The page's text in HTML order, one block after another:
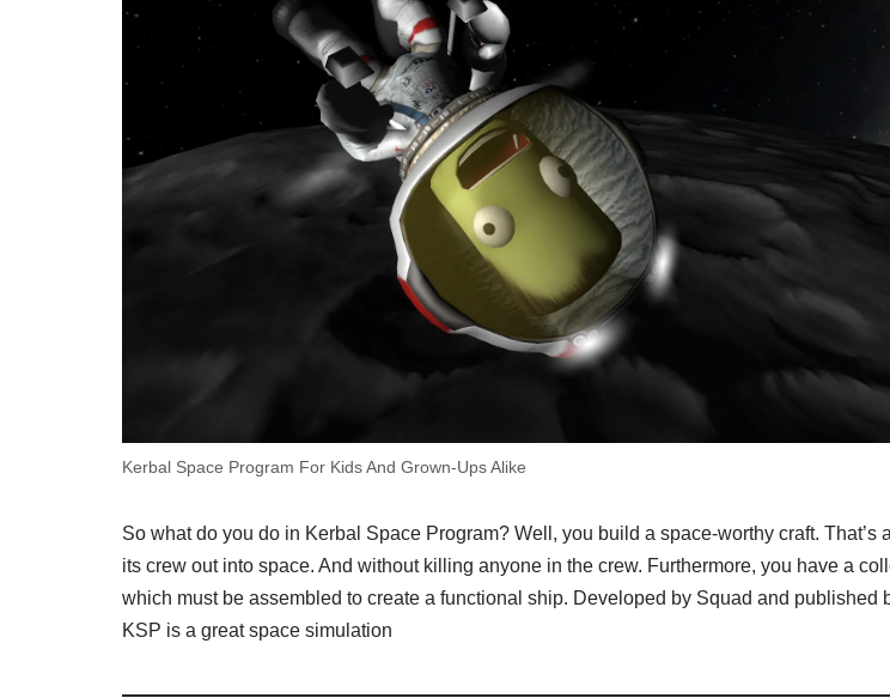
Kerbal Space Program For Kids And Grown-Ups Alike
So what do you do in Kerbal Space Program? Well, you build a space-worthy craft. That’s
its crew out into space. And without killing anyone in the crew. Furthermore, you have a
which must be assembled to create a functional ship. Developed by Squad and published
KSP is a great space simulation